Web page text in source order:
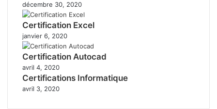
décembre 30, 2020
Certification Excel
janvier 6, 2020
Certification Autocad
avril 4, 2020
Certifications Informatique
avril 3, 2020